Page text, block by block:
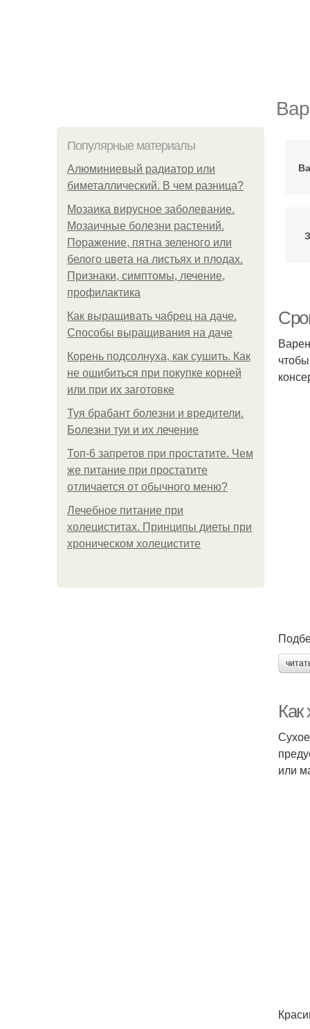
Популярные материалы
Алюминиевый радиатор или
биметаллический. В чем разница?
Мозаика вирусное заболевание.
Мозаичные болезни растений.
Поражение, пятна зеленого или
белого цвета на листьях и плодах.
Признаки, симптомы, лечение,
профилактика
Как выращивать чабрец на даче.
Способы выращивания на даче
Корень подсолнуха, как сушить. Как
не ошибиться при покупке корней
или при их заготовке
Туя брабант болезни и вредители.
Болезни туи и их лечение
Топ-6 запретов при простатите. Чем
же питание при простатите
отличается от обычного меню?
Лечебное питание при
холециститах. Принципы диеты при
хроническом холецистите
Как
или